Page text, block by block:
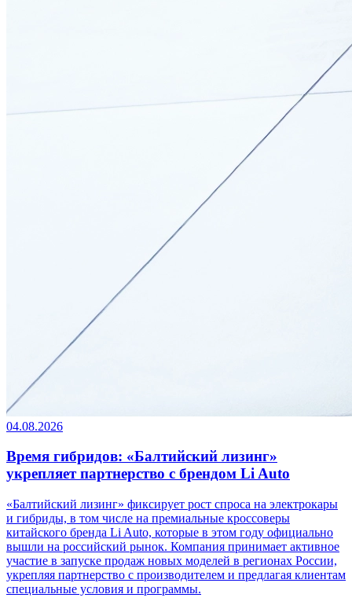
04.08.2026
Время гибридов: «Балтийский лизинг»
укрепляет партнерство с брендом Li Auto
«Балтийский лизинг» фиксирует рост спроса на электрокары
и гибриды, в том числе на премиальные кроссоверы
китайского бренда Li Auto, которые в этом году официально
вышли на российский рынок. Компания принимает активное
участие в запуске продаж новых моделей в регионах России,
укрепляя партнерство с производителем и предлагая клиентам
специальные условия и программы.